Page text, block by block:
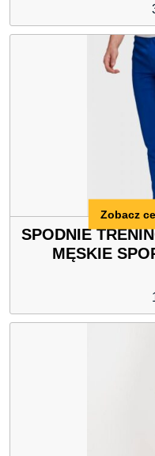
SPODNIE
MĘSKIE
Zobacz